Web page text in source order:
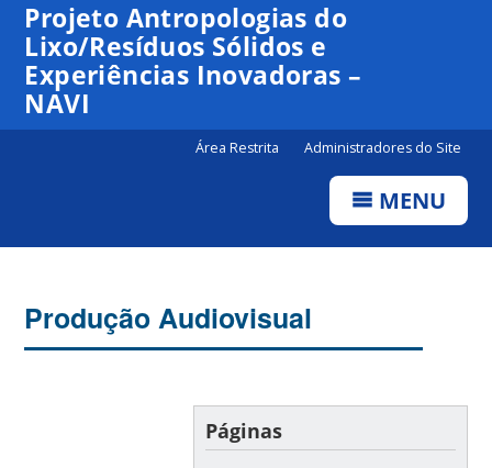
Projeto Antropologias do
Lixo/Resíduos Sólidos e
Experiências Inovadoras –
NAVI
Área Restrita Administradores do Site
MENU
Produção Audiovisual
Páginas